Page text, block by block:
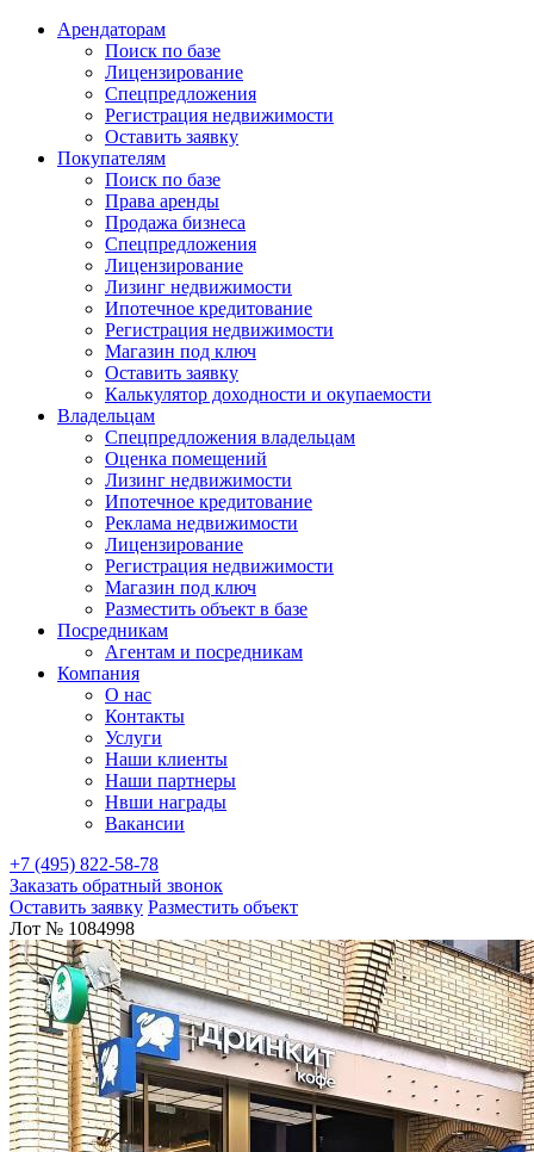
Арендаторам
Поиск по базе
Лицензирование
Спецпредложения
Регистрация недвижимости
Оставить заявку
Покупателям
Поиск по базе
Права аренды
Продажа бизнеса
Спецпредложения
Лицензирование
Лизинг недвижимости
Ипотечное кредитование
Регистрация недвижимости
Магазин под ключ
Оставить заявку
Калькулятор доходности и окупаемости
Владельцам
Спецпредложения владельцам
Оценка помещений
Лизинг недвижимости
Ипотечное кредитование
Реклама недвижимости
Лицензирование
Регистрация недвижимости
Магазин под ключ
Разместить объект в базе
Посредникам
Агентам и посредникам
Компания
О нас
Контакты
Услуги
Наши клиенты
Наши партнеры
Нвши награды
Вакансии
+7 (495) 822-58-78
Заказать обратный звонок
Оставить заявку Разместить объект
Лот № 1084998